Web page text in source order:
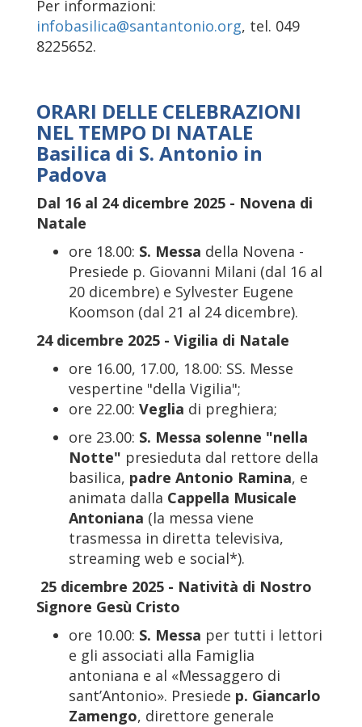
Per informazioni:
infobasilica@santantonio.org, tel. 049
8225652.
ORARI DELLE CELEBRAZIONI
NEL TEMPO DI NATALE
Basilica di S. Antonio in
Padova
Dal 16 al 24 dicembre 2025 - Novena di
Natale
ore 18.00: S. Messa della Novena -
Presiede p. Giovanni Milani (dal 16 al
20 dicembre) e Sylvester Eugene
Koomson (dal 21 al 24 dicembre).
24 dicembre 2025 - Vigilia di Natale
ore 16.00, 17.00, 18.00: SS. Messe
vespertine "della Vigilia";
ore 22.00: Veglia di preghiera;
ore 23.00: S. Messa solenne "nella
Notte" presieduta dal rettore della
basilica, padre Antonio Ramina, e
animata dalla Cappella Musicale
Antoniana (la messa viene
trasmessa in diretta televisiva,
streaming web e social*).
25 dicembre 2025 - Natività di Nostro
Signore Gesù Cristo
ore 10.00: S. Messa per tutti i lettori
e gli associati alla Famiglia
antoniana e al «Messaggero di
sant’Antonio». Presiede p. Giancarlo
Zamengo, direttore generale